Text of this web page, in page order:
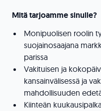
Mitä tarjoamme sinulle?
Monipuolisen roolin
suojainosaajana
parissa
Vakituisen ja
kansainvälisessä ja
mahdollisuuden
Kiinteän